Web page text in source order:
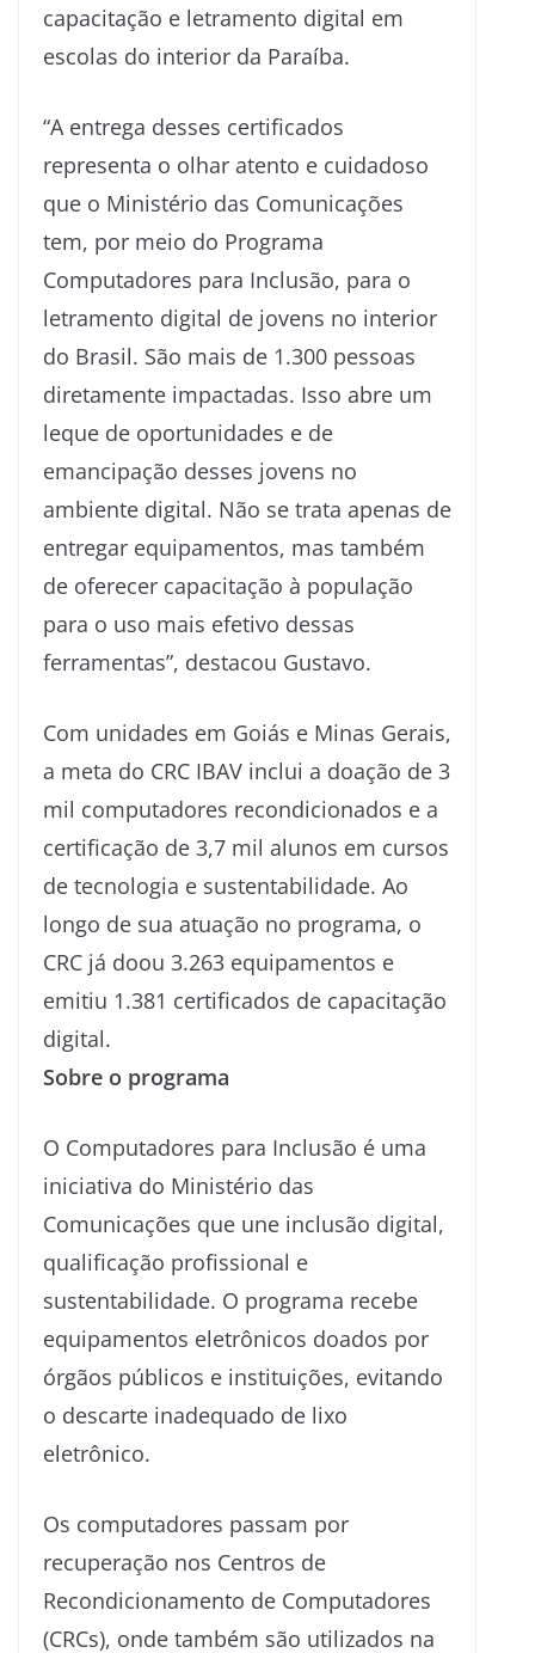
capacitação e letramento digital em
escolas do interior da Paraíba.
“A entrega desses certificados
representa o olhar atento e cuidadoso
que o Ministério das Comunicações
tem, por meio do Programa
Computadores para Inclusão, para o
letramento digital de jovens no interior
do Brasil. São mais de 1.300 pessoas
diretamente impactadas. Isso abre um
leque de oportunidades e de
emancipação desses jovens no
ambiente digital. Não se trata apenas de
entregar equipamentos, mas também
de oferecer capacitação à população
para o uso mais efetivo dessas
ferramentas”, destacou Gustavo.
Com unidades em Goiás e Minas Gerais,
a meta do CRC IBAV inclui a doação de 3
mil computadores recondicionados e a
certificação de 3,7 mil alunos em cursos
de tecnologia e sustentabilidade. Ao
longo de sua atuação no programa, o
CRC já doou 3.263 equipamentos e
emitiu 1.381 certificados de capacitação
digital.
Sobre o programa
O Computadores para Inclusão é uma
iniciativa do Ministério das
Comunicações que une inclusão digital,
qualificação profissional e
sustentabilidade. O programa recebe
equipamentos eletrônicos doados por
órgãos públicos e instituições, evitando
o descarte inadequado de lixo
eletrônico.
Os computadores passam por
recuperação nos Centros de
Recondicionamento de Computadores
(CRCs), onde também são utilizados na